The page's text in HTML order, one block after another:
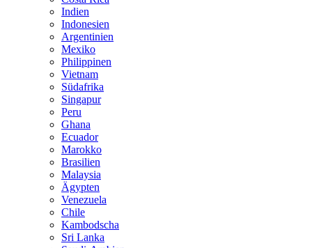
Indien
Indonesien
Argentinien
Mexiko
Philippinen
Vietnam
Südafrika
Singapur
Peru
Ghana
Ecuador
Marokko
Brasilien
Malaysia
Ägypten
Venezuela
Chile
Kambodscha
Sri Lanka